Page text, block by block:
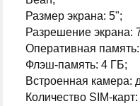
Размер экрана: 5";
Разрешение экрана:
Оперативная
Флэш-память: 4 ГБ;
Встроенная камера:
Количество SIM-карт: